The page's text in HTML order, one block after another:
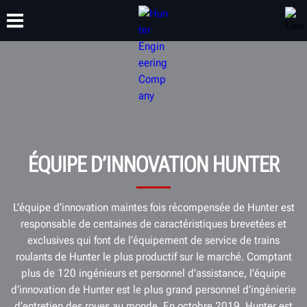
FORMATION
ÉQUIPE D’INNOVATION HUNTER
L’équipe d’innovation maintes fois récompensée de Hunter est
responsable de centaines de caractéristiques brevetées et
exclusives qui font de l’équipement de service de trains
roulants de Hunter le plus productif sur le marché. Comptant
plus de 120 ingénieurs et personnel d’assistance, l’équipe
d’innovation de Hunter est le plus grand personnel d’ingénierie